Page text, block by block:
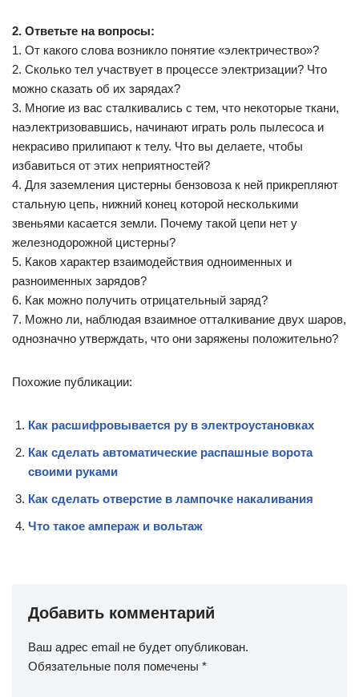
2. Ответьте на вопросы:
1. От какого слова возникло понятие «электричество»?
2. Сколько тел участвует в процессе электризации? Что
можно сказать об их зарядах?
3. Многие из вас сталкивались с тем, что некоторые ткани,
наэлектризовавшись, начинают играть роль пылесоса и
некрасиво прилипают к телу. Что вы делаете, чтобы
избавиться от этих неприятностей?
4. Для заземления цистерны бензовоза к ней прикрепляют
стальную цепь, нижний конец которой несколькими
звеньями касается земли. Почему такой цепи нет у
железнодорожной цистерны?
5. Каков характер взаимодействия одноименных и
разноименных зарядов?
6. Как можно получить отрицательный заряд?
7. Можно ли, наблюдая взаимное отталкивание двух шаров,
однозначно утверждать, что они заряжены положительно?
Похожие публикации:
Как расшифровывается ру в электроустановках
Как сделать автоматические распашные ворота
своими руками
Как сделать отверстие в лампочке накаливания
Что такое ампераж и вольтаж
Добавить комментарий
Ваш адрес email не будет опубликован.
Обязательные поля помечены *